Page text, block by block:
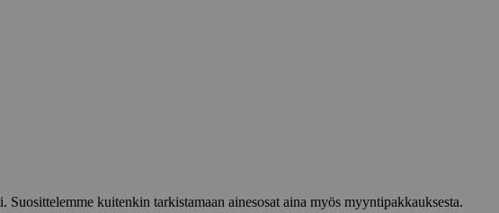
kuitenkin tarkistamaan ainesosat aina myös myyntipakkauksesta.